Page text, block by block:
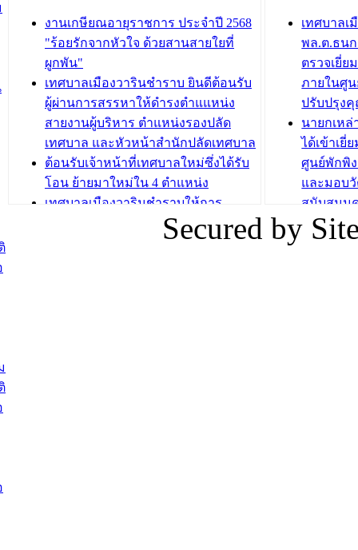
กองสวัสดิการสังคม เทศบาลเมือง
วารินชำราบ จัดโครงการอบรมอาชีพ
ระยะสั้น ประจำปี 2568 (หลักสูตรการ
ถักทอผลิตภัณฑ์จากถุงพลาสติก)
บทความ อื่นๆ ...
ถนนแก่เ
เด็กเล็ก
เทศบาลเ
ปรึกษาห
วัยของอ
บทความ อื่นๆ ...
งานเกษียณอายุราชการ ประจำปี 2568
"ร้อยรักจากหัวใจ ด้วยสานสายใยที่
ผูกพัน"
เทศบาลเมืองวารินชำราบ ยินดีต้อนรับ
ผู้ผ่านการสรรหาให้ดำรงตำแแหน่ง
สายงานผู้บริหาร ตำแหน่งรองปลัด
เทศบาล และหัวหน้าสำนักปลัดเทศบาล
ต้อนรับเจ้าหน้าที่เทศบาลใหม่ซึ่งได้รับ
โอน ย้ายมาใหม่ใน 4 ตำแหน่ง
เทศบาลเมืองวารินชำราบให้การ
ต้อนรับพนักงานเทศบาลผู้ผ่านการ
สรรหาให้ดำรงตำแหน่งสายงานผู้
เทศบาลเ
พล.ต.ธน
ตรวจเยี่ย
ภายในศู
ปรับปรุง
นายกเห
ได้เข้าเยี่
ศูนย์พักพิ
และมอบ
สนับสนุน
ภัยน้ำท่วม
ภาพบรร
Secured by